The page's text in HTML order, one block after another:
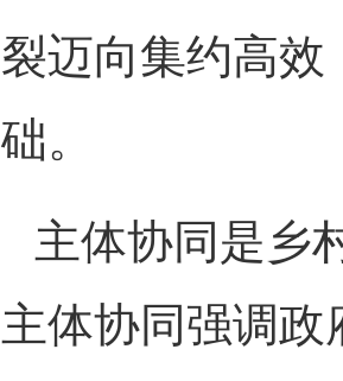
裂迈向集约高
础。
主体协同是乡
主体协同强调